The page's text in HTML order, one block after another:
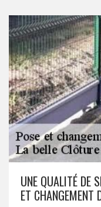
UNE QUALITÉ DE
ET CHANGEMENT